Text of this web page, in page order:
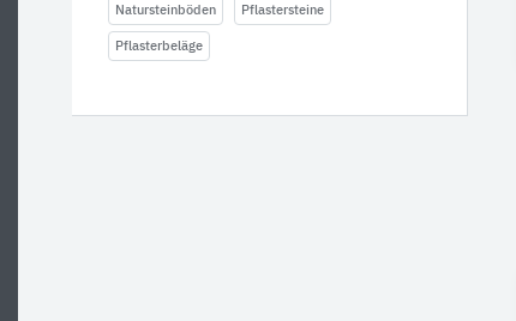
Natursteinböden Pflastersteine
Pflasterbeläge